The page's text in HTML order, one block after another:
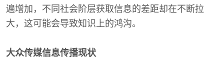
遍增加，不同社会阶层获取信息的差距却在不断拉
大，这可能会导致知识上的鸿沟。
大众传媒信息传播现状